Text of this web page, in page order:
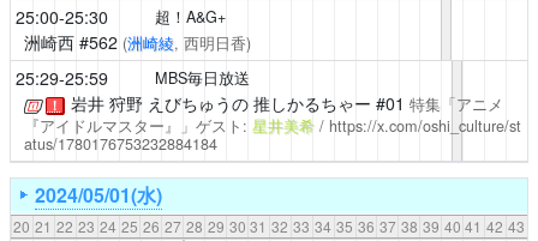
25:00-25:30 超！A&G+
洲崎西#562 (洲崎綾, 西明日香)
25:29-25:59 MBS毎日放送
！ 岩井 狩野 えびちゅうの 推しかるちゃー #01 特集「アニメ
『アイドルマスター』」ゲスト: 星井美希/ https://x.com/oshi_culture/st
atus/1780176753232884184
2024/05/01(水)
20 21 22 23 24 25 26 27 28 29 30 31 32 33 34 35 36 37 38 39 40 41 42 43